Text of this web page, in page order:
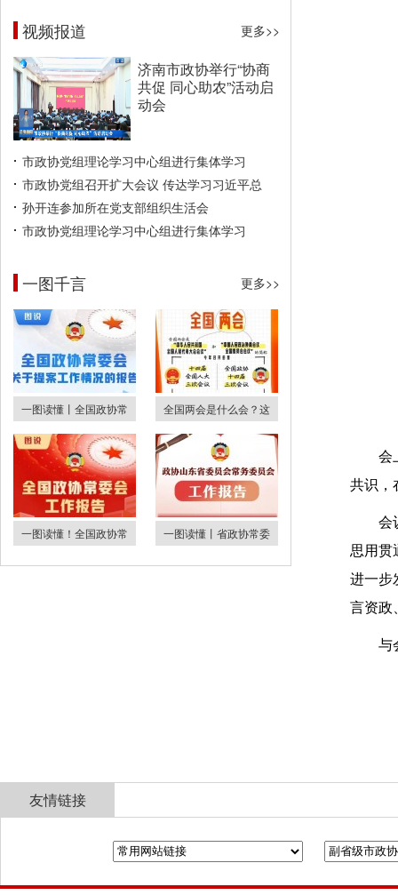
视频报道 更多>>
济南市政协举行“协商
共促 同心助农”活动启
动会
市政协党组理论学习中心组进行集体学习
市政协党组召开扩大会议 传达学习习近平总
孙开连参加所在党支部组织生活会
市政协党组理论学习中心组进行集体学习
一图千言 更多>>
一图读懂丨全国政协常 全国两会是什么会？这
一图读懂！全国政协常 一图读懂丨省政协常委
会
共识，
会
思用贯
进一步
言资政
与
友情链接